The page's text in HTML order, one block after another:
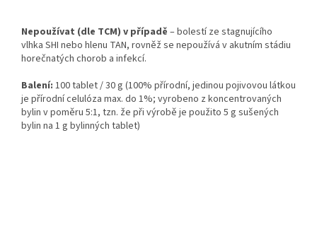
Nepoužívat (dle TCM) v případě – bolestí ze stagnujícího
vlhka SHI nebo hlenu TAN, rovněž se nepoužívá v akutním stádiu
horečnatých chorob a infekcí.
Balení: 100 tablet / 30 g (100% přírodní, jedinou pojivovou látkou
je přírodní celulóza max. do 1%; vyrobeno z koncentrovaných
bylin v poměru 5:1, tzn. že při výrobě je použito 5 g sušených
bylin na 1 g bylinných tablet)